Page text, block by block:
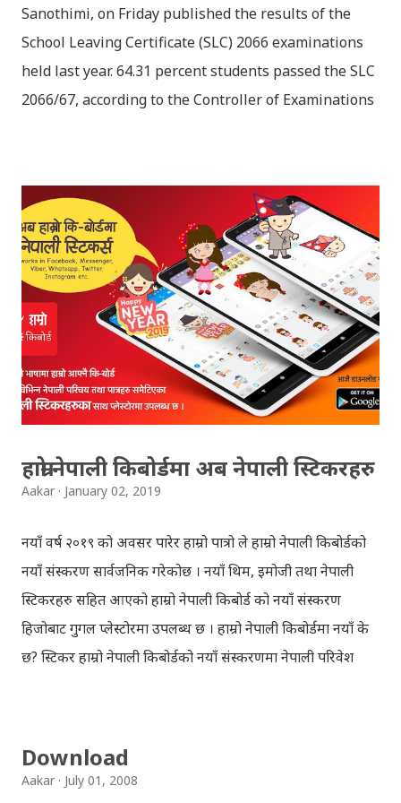
Sanothimi, on Friday published the results of the
School Leaving Certificate (SLC) 2066 examinations
held last year. 64.31 percent students passed the SLC
2066/67, according to the Controller of Examinations
Download the file and search your ‘symbol number’.
Congratulations to all, who passed SLC this year. And
if you want to see your results with marks then, you
can follow THT (symbol no. and birth date required).
Download SLC Result 2066/2067 (2009-2010) :
REGULAR: EXEMPTED: Distinction --------------- First
division First division Second Division Second
Division Third Division Third Division Withheld
Withheld ...
हाम्रो नेपाली किबोर्डमा अब नेपाली स्टिकरहरु
Aakar January 02, 2019
नयाँ वर्ष २०१९ को अवसर पारेर हाम्रो पात्रो ले हाम्रो नेपाली किबोर्डको
नयाँ संस्करण सार्वजनिक गरेकोछ । नयाँ थिम, इमोजी तथा नेपाली
स्टिकरहरु सहित आएको हाम्रो नेपाली किबोर्ड को नयाँ संस्करण
हिजोबाट गुगल प्लेस्टोरमा उपलब्ध छ । हाम्रो नेपाली किबोर्डमा नयाँ के
छ? स्टिकर हाम्रो नेपाली किबोर्डको नयाँ संस्करणमा नेपाली परिवेश
स्टिकरहरुले प्रयोगकर्तालाई नयाँ अनुभव दिनेछ । नेपाली पारा, हाम्रो
Download
Aakar July 01, 2008